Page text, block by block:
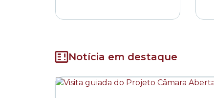
Notícia em destaque